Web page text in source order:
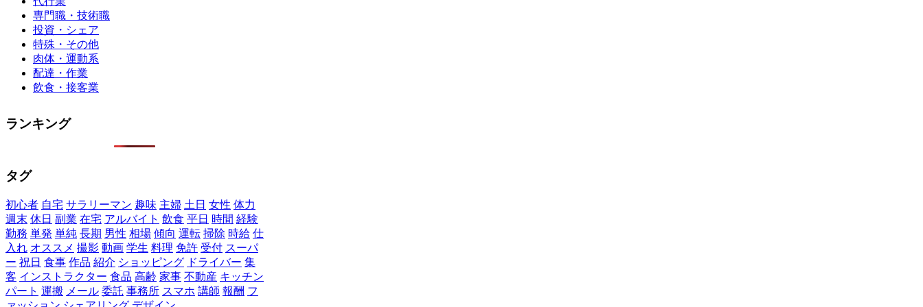
専門職・技術職
投資・シェア
特殊・その他
肉体・運動系
配達・作業
飲食・接客業
ランキング
タグ
初心者 自宅 サラリーマン 趣味 主婦 土日 女性 体力
週末 休日 副業 在宅 アルバイト 飲食 平日 時間 経験
勤務 単発 単純 長期 男性 相場 傾向 運転 掃除 時給 仕
入れ オススメ 撮影 動画 学生 料理 免許 受付 スーパ
ー 祝日 食事 作品 紹介 ショッピング ドライバー 集
客 インストラクター 食品 高齢 家事 不動産 キッチン
パート 運搬 メール 委託 事務所 スマホ 講師 報酬 フ